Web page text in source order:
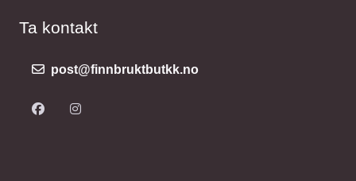
Ta kontakt
post@finnbruktbutkk.no